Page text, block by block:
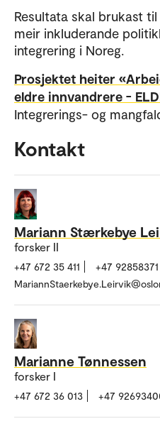
Resultata skal brukast
meir inkluderande
integrering i Noreg.
Prosjektet heiter
eldre innvandrere -
Integrerings- og
Kontakt
Mariann Stærkebye
forsker II
+47 672 35 411
+47 92858371
Marianne Tønnessen
forsker I
+47 672 36 013 +47